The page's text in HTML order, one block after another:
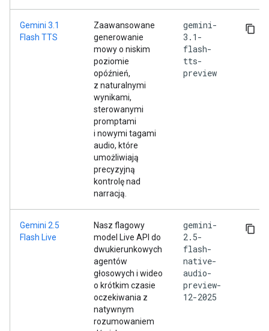
Gemini 3.1
Flash TTS
Zaawansowane
generowanie
mowy o niskim
poziomie
opóźnień,
z naturalnymi
wynikami,
sterowanymi
promptami
i nowymi tagami
audio, które
umożliwiają
precyzyjną
kontrolę nad
narracją.
gemini-
3.1-
flash-
tts-
preview
Gemini 2.5
Flash Live
Nasz flagowy
model Live API do
dwukierunkowych
agentów
głosowych i wideo
o krótkim czasie
oczekiwania z
natywnym
rozumowaniem
gemini-
2.5-
flash-
native-
audio-
preview-
12-2025